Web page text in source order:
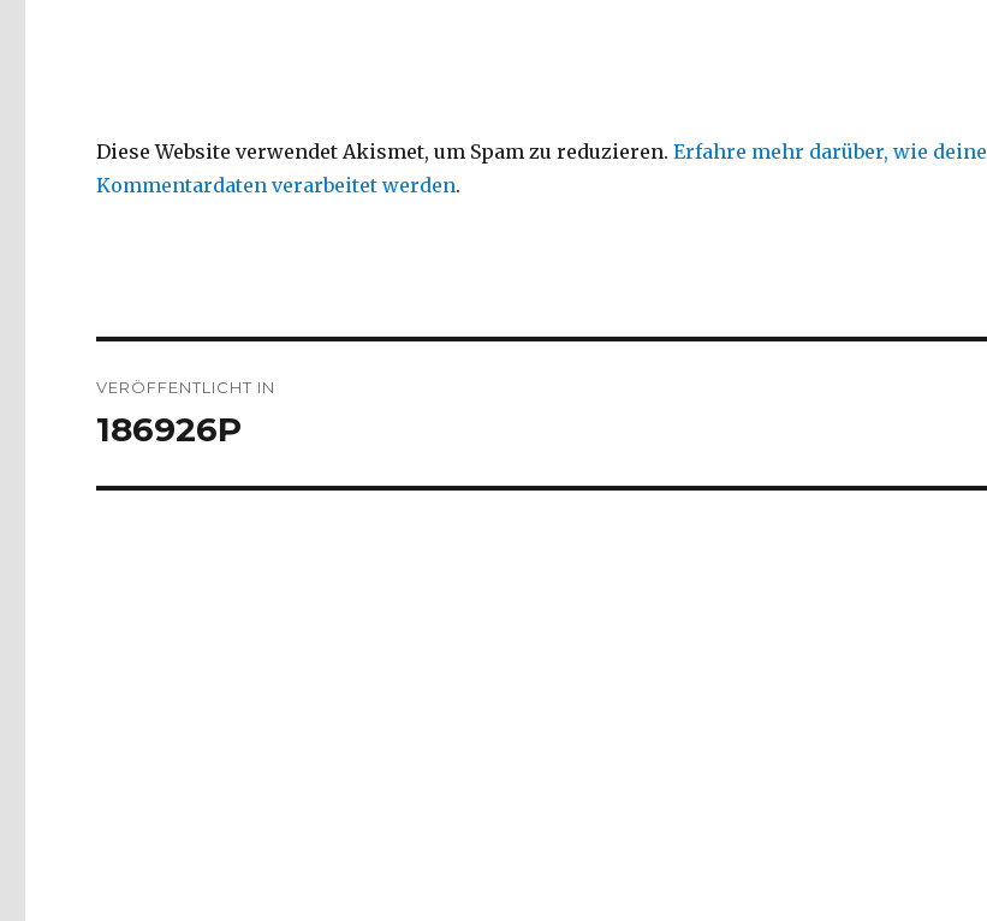
Diese Website verwendet Akismet, um Spam zu reduzieren.Erfahre mehr darüber, wie deine
Kommentardaten verarbeitet werden.
VERÖFFENTLICHT IN
186926P